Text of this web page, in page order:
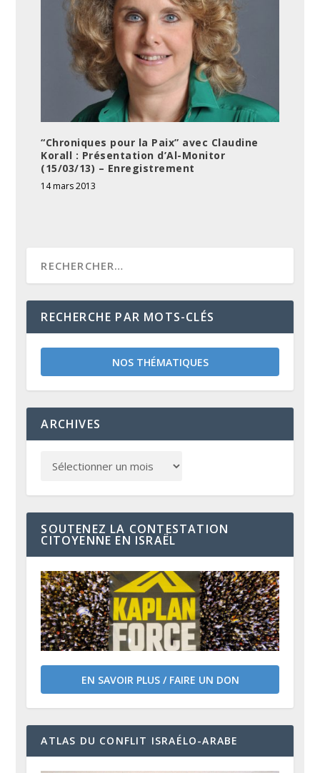
“Chroniques pour la Paix” avec Claudine
Korall : Présentation d’Al-Monitor
(15/03/13) – Enregistrement
14 mars 2013
RECHERCHE PAR MOTS-CLÉS
NOS THÉMATIQUES
ARCHIVES
SOUTENEZ LA CONTESTATION
CITOYENNE EN ISRAËL
EN SAVOIR PLUS / FAIRE UN DON
ATLAS DU CONFLIT ISRAÉLO-ARABE